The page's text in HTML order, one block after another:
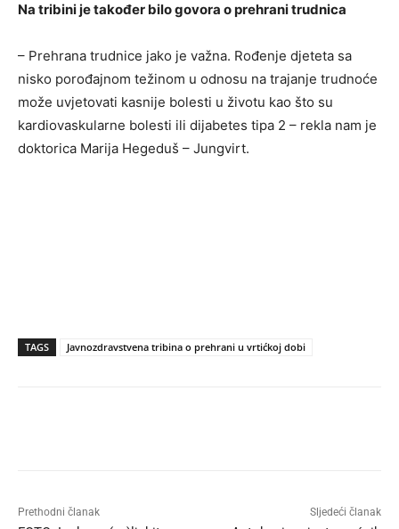
Na tribini je također bilo govora o prehrani trudnica
– Prehrana trudnice jako je važna. Rođenje djeteta sa
nisko porođajnom težinom u odnosu na trajanje trudnoće
može uvjetovati kasnije bolesti u životu kao što su
kardiovaskularne bolesti ili dijabetes tipa 2 – rekla nam je
doktorica Marija Hegeduš – Jungvirt.
TAGS Javnozdravstvena tribina o prehrani u vrtićkoj dobi
Prethodni članak Sljedeći članak